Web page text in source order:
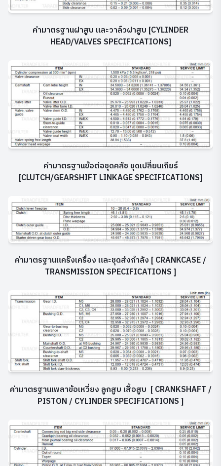
ค่ามาตรฐานฝาสูบ และวาล์วฝาสูบ [CYLINDER
HEAD/VALVES SPECIFICATIONS]
ค่ามาตรฐานข้อต่อชุดคลัช ชุดเปลี่ยนเกียร์
[CLUTCH/GEARSHIFT LINKAGE SPECIFICATIONS]
ค่ามาตรฐานแคร๊งเครื่อง และชุดส่งกำลัง [ CRANKCASE /
TRANSMISSION SPECIFICATIONS ]
ค่ามาตรฐานเพลาข้อเหวี่ยง ลูกสูบ เสื้อสูบ [ CRANKSHAFT /
PISTON / CYLINDER SPECIFICATIONS ]